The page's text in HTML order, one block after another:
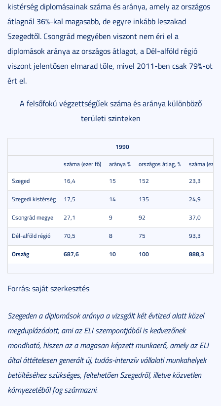
kistérség diplomásainak száma és aránya, amely az országos
átlagnál 36%-kal magasabb, de egyre inkább leszakad
Szegedtől. Csongrád megyében viszont nem éri el a
diplomások aránya az országos átlagot, a Dél-alföld régió
viszont jelentősen elmarad tőle, mivel 2011-ben csak 79%-ot
ért el.
A felsőfokú végzettségűek száma és aránya különböző
területi szinteken
1990
száma (ezer fő) aránya % országos átlag, %
száma (ezer
Szeged
16,4 15 152 23,3
Szegedi kistérség 17,5 14 135 24,9
Csongrád megye 27,1 9 92 37,0
Dél-alföld régió 70,5 8 75 93,3
Ország 687,6 10 100 888,3
Forrás: saját szerkesztés
Szegeden a diplomások aránya a vizsgált két évtized alatt közel
megduplázódott, ami az ELI szempontjából is kedvezőnek
mondható, hiszen az a magasan képzett munkaerő, amely az ELI
által áttételesen generált új, tudás-intenzív vállalati munkahelyek
betöltéséhez szükséges, feltehetően Szegedről, illetve közvetlen
környezetéből fog származni.